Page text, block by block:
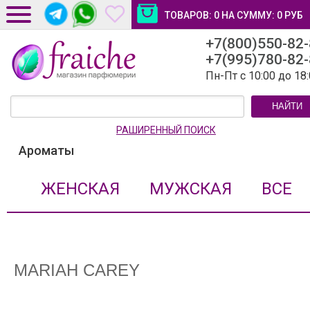
ТОВАРОВ: 0 НА СУММУ: 0 РУБ
ДОСТАВКА И ОПЛАТА
НОВОСТИ И СТАТЬИ
+7(800)550-
+7(995)780-
Пн-Пт с 10:00 до
НАЙТИ
РАШИРЕННЫЙ ПОИСК
Ароматы
ЖЕНСКАЯ МУЖСКАЯ ВСЕ
MARIAH CAREY